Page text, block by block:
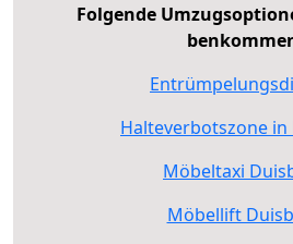
Folgende
Halteverbotszone
Möbeltaxi
Möbellift